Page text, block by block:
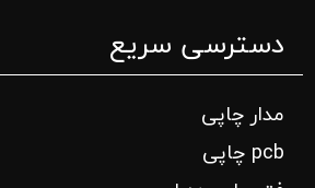
دسترسی سریع
مدار چاپی
pcb چاپی